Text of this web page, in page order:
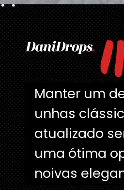
Opening
Manter um
unhas
atualizado
uma ótima
noivas
Manter um
unhas
atualizado
uma ótima
noivas